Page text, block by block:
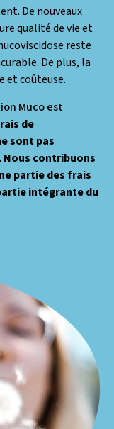
De nouveaux
qualité de vie et
reste
De plus, la
et coûteuse.
Muco est
de
sont pas
contribuons
partie des frais
intégrante du